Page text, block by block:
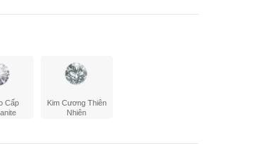
Cấp
Kim Cương Thiên
Nhiên